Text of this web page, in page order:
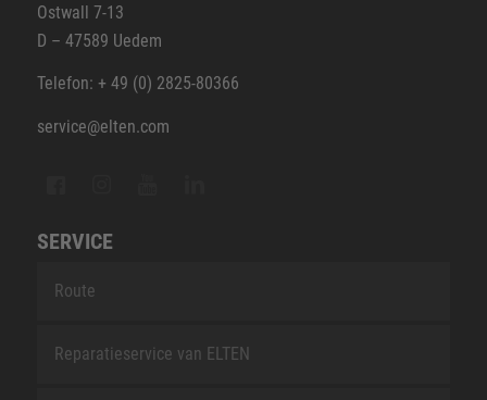
Ostwall 7-13
D – 47589 Uedem
Telefon: + 49 (0) 2825-80366
service@elten.com
SERVICE
Route
Reparatieservice van ELTEN